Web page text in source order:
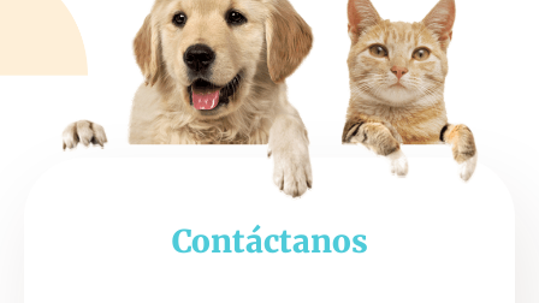
Contáctanos